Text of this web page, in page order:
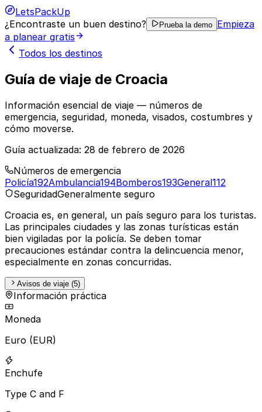
LetsPackUp
¿Encontraste un buen destino?
Prueba la demo Empieza
a planear gratis
Todos los destinos
Guía de viaje de Croacia
Información esencial de viaje — números de
emergencia, seguridad, moneda, visados, costumbres y
cómo moverse.
Guía actualizada: 28 de febrero de 2026
Números de emergencia
Policía192Ambulancia194Bomberos193General112
SeguridadGeneralmente seguro
Croacia es, en general, un país seguro para los turistas.
Las principales ciudades y las zonas turísticas están
bien vigiladas por la policía. Se deben tomar
precauciones estándar contra la delincuencia menor,
especialmente en zonas concurridas.
Avisos de viaje (5)
Información práctica
Moneda
Euro (EUR)
Enchufe
Type C and F